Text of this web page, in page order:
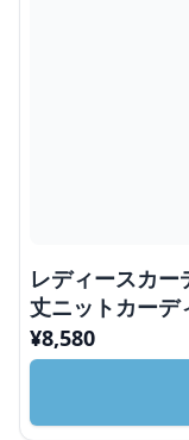
レディースカ
丈ニットカーデ
¥8,580